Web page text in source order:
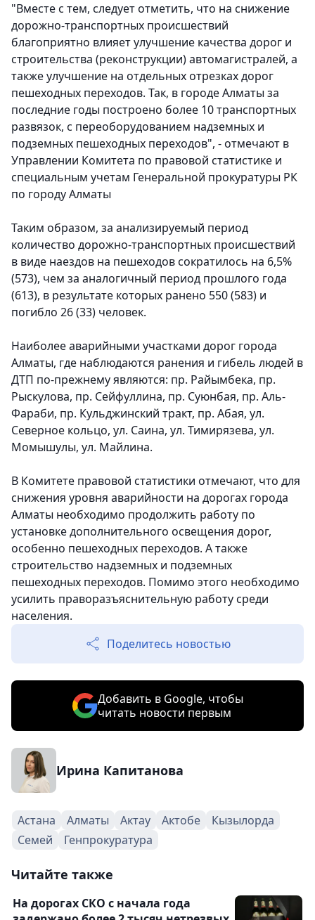
"Вместе с тем, следует отметить, что на снижение
дорожно-транспортных происшествий
благоприятно влияет улучшение качества дорог и
строительства (реконструкции) автомагистралей, а
также улучшение на отдельных отрезках дорог
пешеходных переходов. Так, в городе Алматы за
последние годы построено более 10 транспортных
развязок, с переоборудованием надземных и
подземных пешеходных переходов", - отмечают в
Управлении Комитета по правовой статистике и
специальным учетам Генеральной прокуратуры РК
по городу Алматы
Таким образом, за анализируемый период
количество дорожно-транспортных происшествий
в виде наездов на пешеходов сократилось на 6,5%
(573), чем за аналогичный период прошлого года
(613), в результате которых ранено 550 (583) и
погибло 26 (33) человек.
Наиболее аварийными участками дорог города
Алматы, где наблюдаются ранения и гибель людей в
ДТП по-прежнему являются: пр. Райымбека, пр.
Рыскулова, пр. Сейфуллина, пр. Суюнбая, пр. Аль-
Фараби, пр. Кульджинский тракт, пр. Абая, ул.
Северное кольцо, ул. Саина, ул. Тимирязева, ул.
Момышулы, ул. Майлина.
В Комитете правовой статистики отмечают, что для
снижения уровня аварийности на дорогах города
Алматы необходимо продолжить работу по
установке дополнительного освещения дорог,
особенно пешеходных переходов. А также
строительство надземных и подземных
пешеходных переходов. Помимо этого необходимо
усилить праворазъяснительную работу среди
населения.
Поделитесь новостью
Добавить в Google, чтобы
читать новости первым
Ирина Капитанова
Астана Алматы Актау Актобе
Кызылорда
Семей
Генпрокуратура
Читайте также
На дорогах СКО с начала года